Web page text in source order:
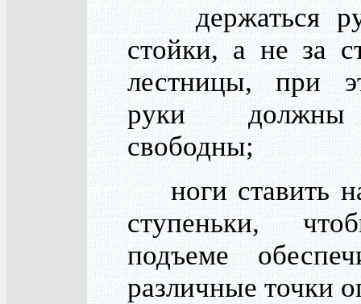
держаться
стойки, а не за
лестницы, при
руки
свободны;
ноги ставить
ступеньки,
подъеме
различные точки